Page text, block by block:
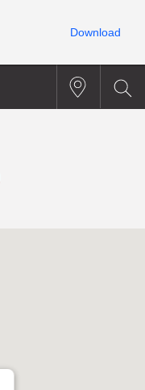
Download